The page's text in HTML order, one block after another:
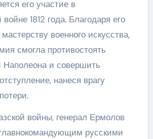
его участие в
1812 года. Благодаря его
военного искусства,
смогла противостоять
и совершить
нанеся врагу
войны, генерал Ермолов
русскими